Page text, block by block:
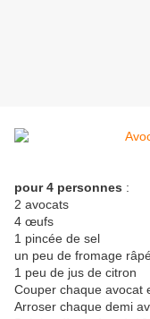
pour 4 personnes :
2 avocats
4 œufs
1 pincée de sel
un peu de fromage
1 peu de jus de citron
Couper chaque avocat
Arroser chaque demi